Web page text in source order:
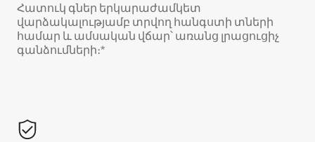
Հատուկ գներ երկարաժամկետ
վարձակալությամբ տրվող հանգստի տների
համար և ամսական վճար՝ առանց լրացուցիչ
գանձումների։*